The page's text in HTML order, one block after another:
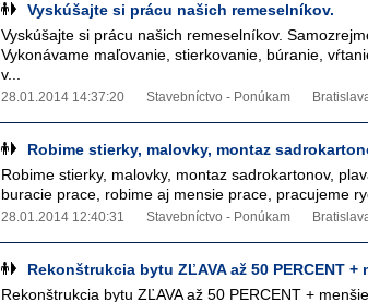
Vyskúšajte si prácu našich remeselníkov.
Vyskúšajte si prácu našich remeselníkov.
Vykonávame maľovanie, stierkovanie, búranie,
v...
28.01.2014 14:37:20 Stavebníctvo - Ponúkam
Robime stierky, malovky, montaz
Robime stierky, malovky, montaz sadrokartonov,
buracie prace, robime aj mensie prace, pracujeme
28.01.2014 12:40:31 Stavebníctvo - Ponúkam
Rekonštrukcia bytu ZĽAVA až 50 PERCENT +
Rekonštrukcia bytu ZĽAVA až 50 PERCENT +